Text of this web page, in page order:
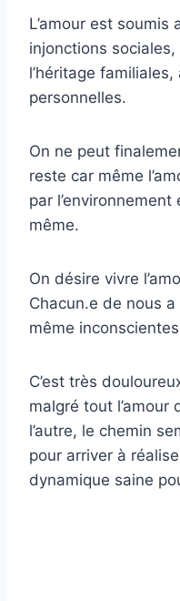
L’amour est soumis
injonctions
l’héritage
personnelles.
On ne peut
reste car même
par
même.
On désire vivre
Chacun.e de nous
même
C’est très
malgré tout l’amour
l’autre, le chemin
pour arriver à
dynamique saine